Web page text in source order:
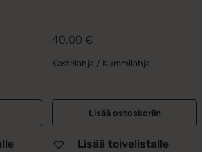
40,00 €
Kastelahja / Kummilahja
Lisää ostoskoriin
Lisää toivelistalle